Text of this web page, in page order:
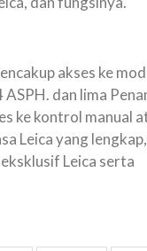
akses ke
dan lima
ke kontrol manual
Leica yang
Leica serta